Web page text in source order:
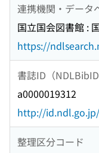
連携機関・データ
国立国会図書館 :
https://
書誌ID（NDLBibID
a0000019312
http://
整理区分コード